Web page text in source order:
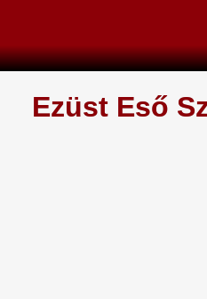
content
Ezüst Eső